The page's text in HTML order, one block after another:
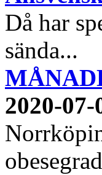
Då har
sända...
2020-07-